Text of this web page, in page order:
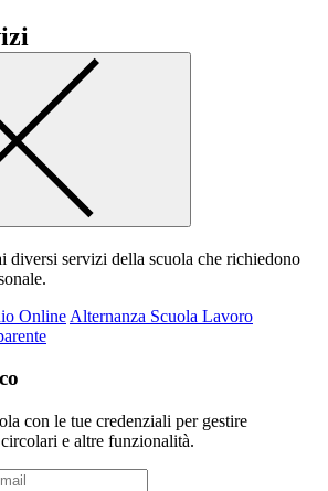
diversi servizi della scuola che richiedono
Online Alternanza Scuola Lavoro
con le tue credenziali per gestire
e altre funzionalità.